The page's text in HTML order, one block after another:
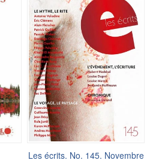
Les écrits. No. 145. Novembre